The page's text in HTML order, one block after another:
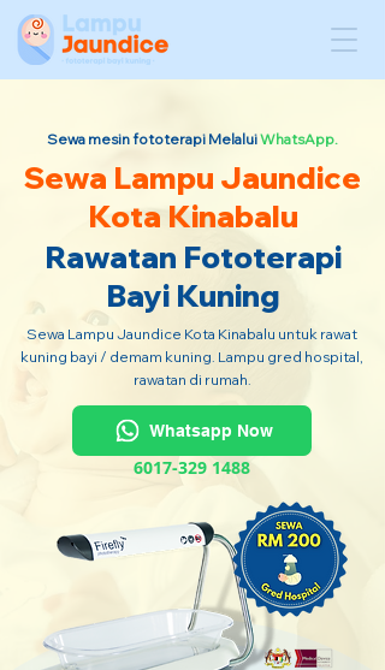
Sewa mesin fototerapi MelaluiWhatsApp.
Sewa Lampu Jaundice
Kota Kinabalu
Rawatan Fototerapi
Bayi Kuning
Sewa Lampu Jaundice Kota Kinabalu untuk rawat
kuning bayi / demam kuning. Lampu gred hospital,
rawatan di rumah.
Whatsapp Now
6017-329 1488